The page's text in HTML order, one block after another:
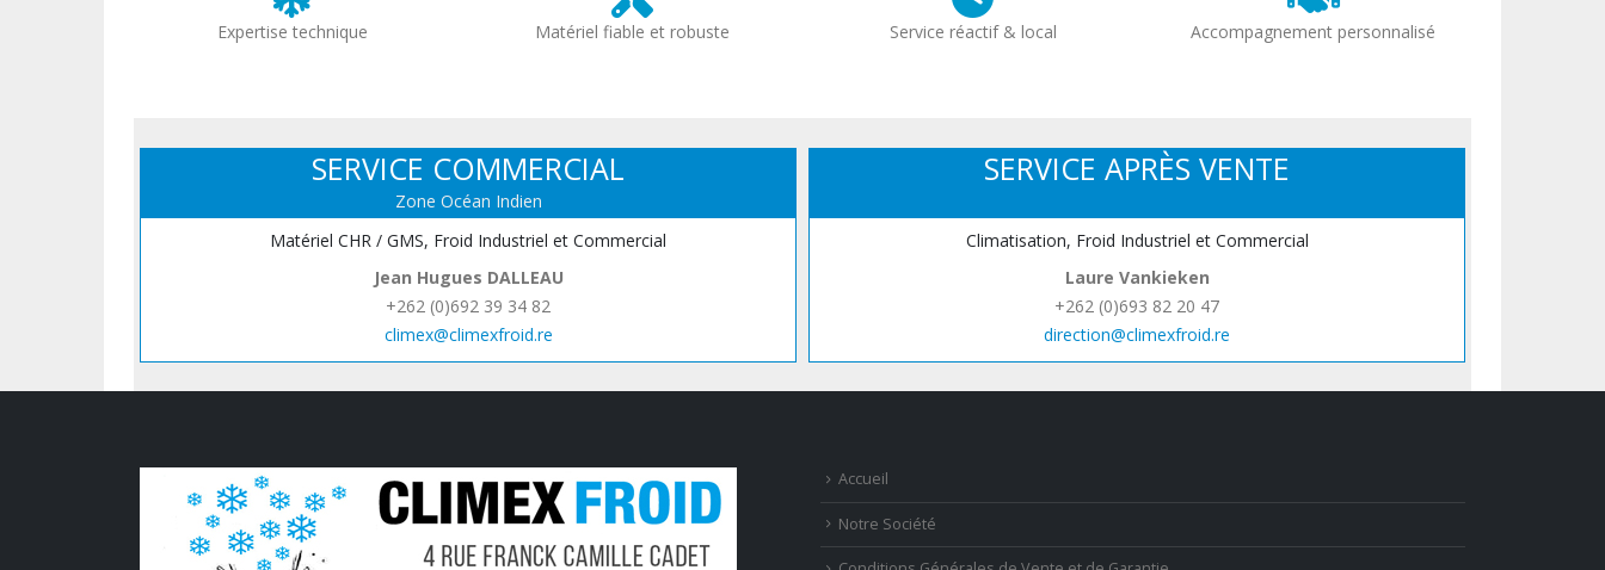
Expertise technique Matériel fiable et robuste Service réactif & local Accompagnement personnalisé
SERVICE COMMERCIAL
Zone Océan Indien
Matériel CHR / GMS, Froid Industriel et Commercial
Jean Hugues DALLEAU
+262 (0)692 39 34 82
climex@climexfroid.re
SERVICE APRÈS VENTE
Climatisation, Froid Industriel et Commercial
Laure Vankieken
+262 (0)693 82 20 47
direction@climexfroid.re
Accueil
Notre Société